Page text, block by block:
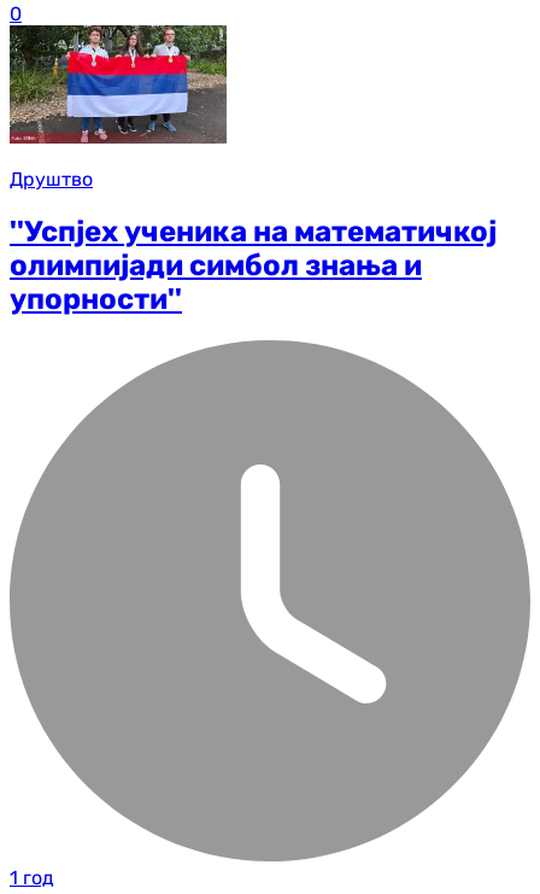
0
Друштво
''Успјех ученика на математичкој
олимпијади симбол знања и
упорности''
1 год